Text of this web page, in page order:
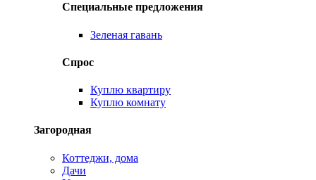
Специальные предложения
Зеленая гавань
Спрос
Куплю квартиру
Куплю комнату
Загородная
Коттеджи, дома
Дачи